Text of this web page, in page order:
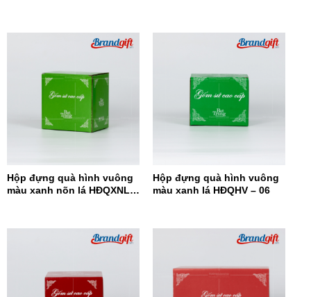
Hộp đựng quà hình vuông
màu xanh nõn lá HĐQXNL –
Hộp đựng quà hình vuông
màu xanh lá HĐQHV – 06